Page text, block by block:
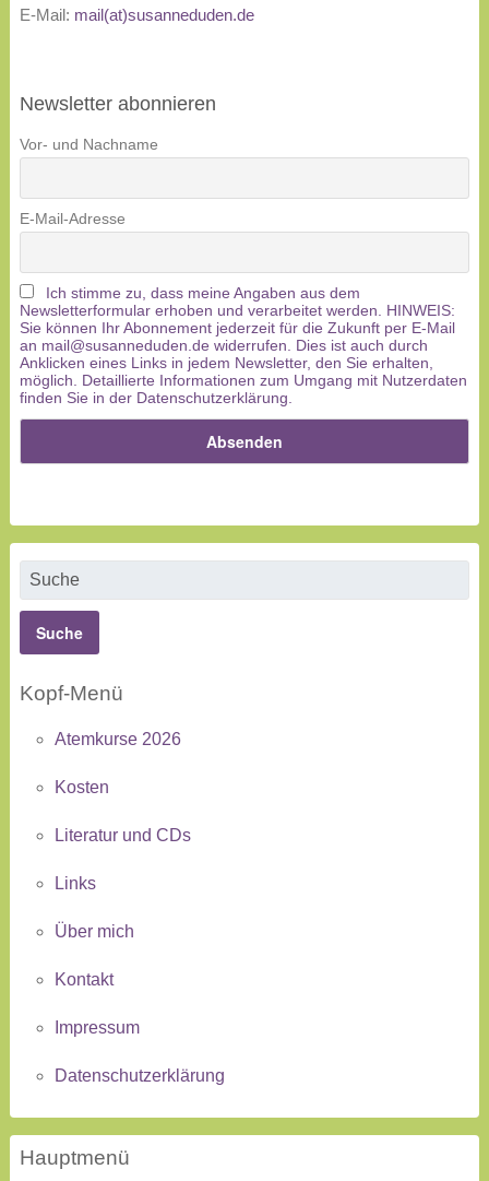
E-Mail: mail(at)susanneduden.de
Newsletter abonnieren
Vor- und Nachname
E-Mail-Adresse
Ich stimme zu, dass meine Angaben aus dem
Newsletterformular erhoben und verarbeitet werden. HINWEIS:
Sie können Ihr Abonnement jederzeit für die Zukunft per E-Mail
an mail@susanneduden.de widerrufen. Dies ist auch durch
Anklicken eines Links in jedem Newsletter, den Sie erhalten,
möglich. Detaillierte Informationen zum Umgang mit Nutzerdaten
finden Sie in der Datenschutzerklärung.
Kopf-Menü
Atemkurse 2026
Kosten
Literatur und CDs
Links
Über mich
Kontakt
Impressum
Datenschutzerklärung
Hauptmenü